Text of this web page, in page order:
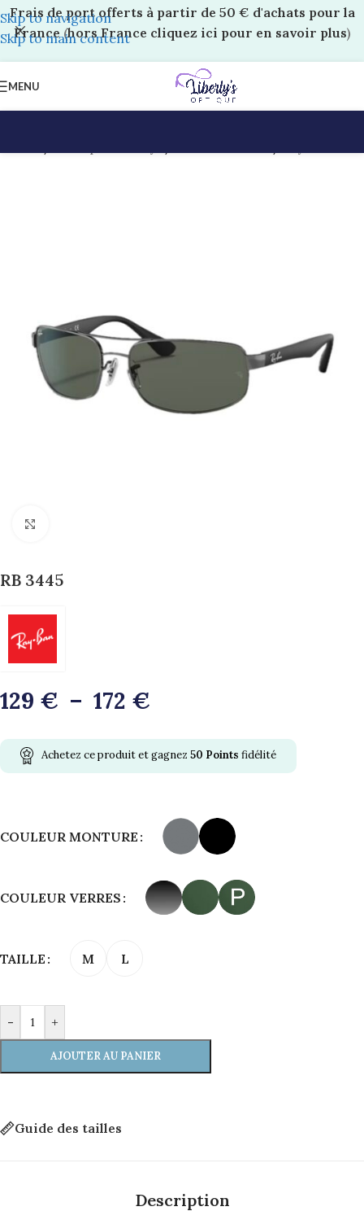
Skip to navigation
Skip to main content
Frais de port offerts à partir de 50 € d'achats pour la
France(hors France cliquez ici pour en savoir plus)
MENU
RB 3445
129 € – 172 €
Achetez ce produit et gagnez 50 Points fidélité
COULEUR MONTURE
COULEUR VERRES
TAILLE M L
- +
AJOUTER AU PANIER
Guide des tailles
Description